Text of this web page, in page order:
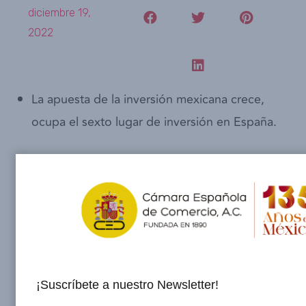
diciembre 19,
2022
La apuesta de la inversión mexicana crece,
ocupa el sexto lugar de inversión en España.
Camescom.- En el marco de la XIII Comisión
Binacional España – México realizada en la
Comercio en México (Camescom) encabezó un
encuentro empresarial con el Ministro de
¡Suscríbete a nuestro Newsletter!